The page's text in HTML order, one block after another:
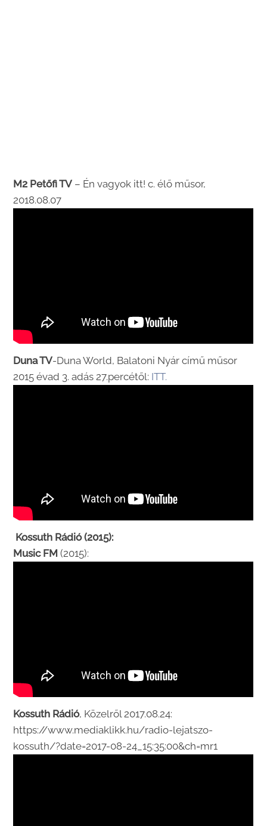
M2 Petőfi TV – Én vagyok itt! c. élő műsor,
2018.08.07
Duna TV-Duna World, Balatoni Nyár című műsor
2015 évad 3. adás 27.percétől: ITT.
Kossuth Rádió (2015):
Music FM (2015):
Kossuth Rádió, Közelről 2017.08.24:
https://www.mediaklikk.hu/radio-lejatszo-
kossuth/?date=2017-08-24_15:35:00&ch=mr1